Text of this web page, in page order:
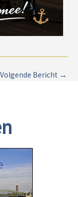
Volgende Bericht →